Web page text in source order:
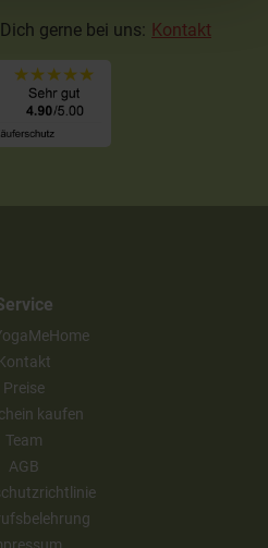
gerne bei uns: Kontakt
Preise
kaufen
Team
AGB